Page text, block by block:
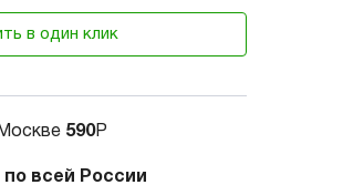
в один клик
590Р
всей России